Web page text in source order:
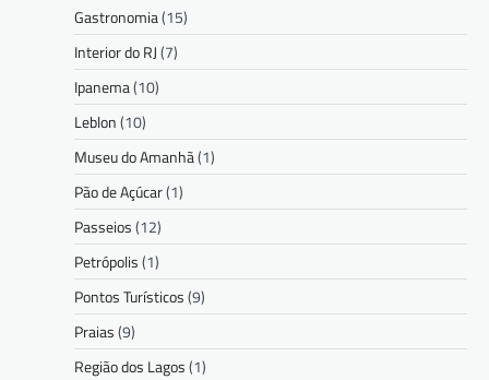
Gastronomia(15)
Interior do RJ(7)
Ipanema(10)
Leblon(10)
Museu do Amanhã(1)
Pão de Açúcar(1)
Passeios(12)
Petrópolis(1)
Pontos Turísticos(9)
Praias(9)
Região dos Lagos(1)